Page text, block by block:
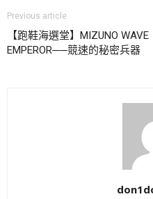
Previous article
【跑鞋海選堂】MIZUNO WAVE
EMPEROR──競速的秘密兵器